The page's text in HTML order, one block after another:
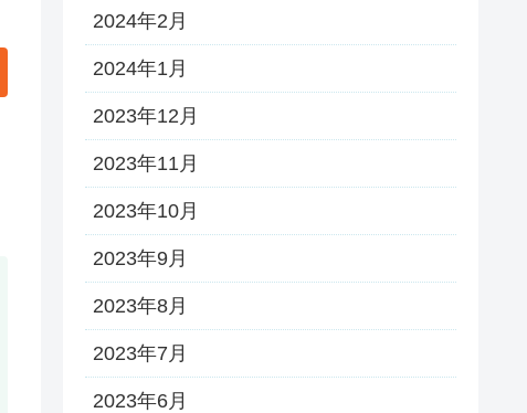
2024年2月
2024年1月
2023年12月
2023年11月
2023年10月
2023年9月
2023年8月
2023年7月
2023年6月